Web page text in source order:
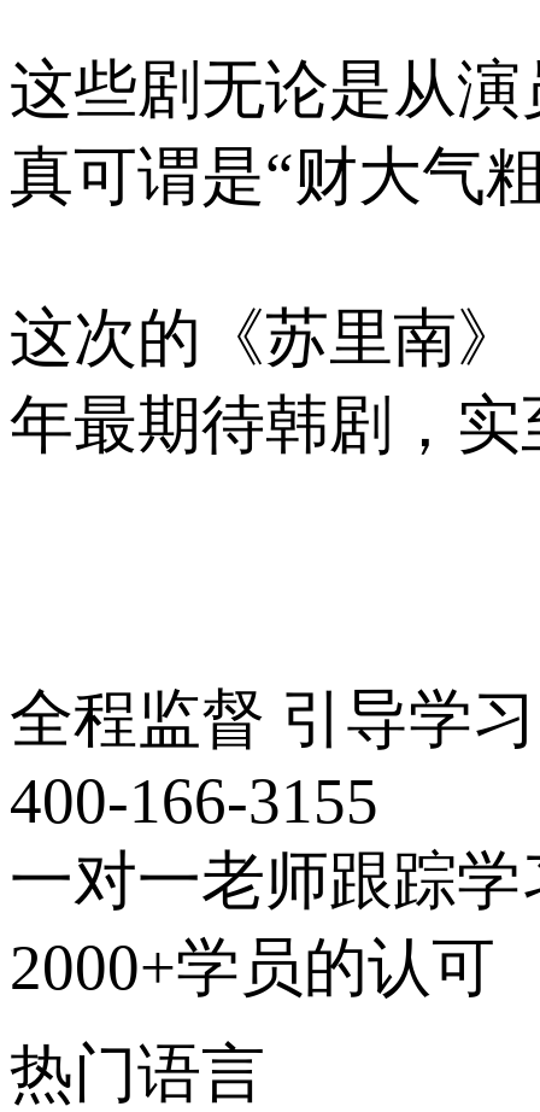
这些剧无论是从
真可谓是“财大气
这次的《苏里南
年最期待韩剧，
全程监督 引导学习
400-166-3155
一对一老师跟踪学
2000+学员的认可
热门语言